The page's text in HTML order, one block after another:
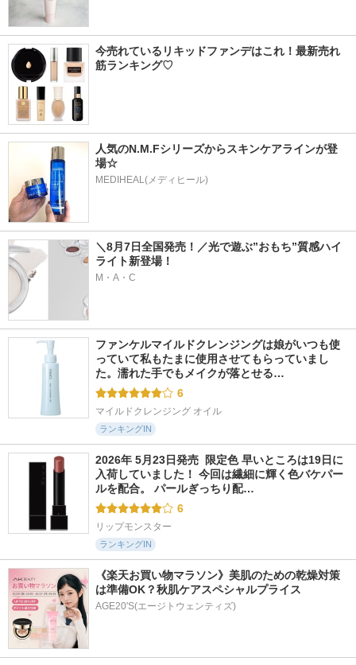
今売れているリキッドファンデはこれ！最新売れ
筋ランキング♡
人気のN.M.Fシリーズからスキンケアラインが登
場☆
MEDIHEAL(メディヒール)
＼8月7日全国発売！／光で遊ぶ”おもち”質感ハイ
ライト新登場！
M・A・C
ファンケルマイルドクレンジングは娘がいつも使
っていて私もたまに使用させてもらっていまし
た。濡れた手でもメイクが落とせる…
6
マイルドクレンジング オイル
ランキングIN
2026年 5月23日発売  限定色 早いところは19日に
入荷していました！ 今回は繊細に輝く色バケパー
ルを配合。 パールぎっちり配…
6
リップモンスター
ランキングIN
《楽天お買い物マラソン》美肌のための乾燥対策
は準備OK？秋肌ケアスペシャルプライス
AGE20'S(エージトウェンティズ)